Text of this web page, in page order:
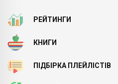
РЕЙТИНГИ
КНИГИ
ПІДБІРКА ПЛЕЙЛІСТІВ